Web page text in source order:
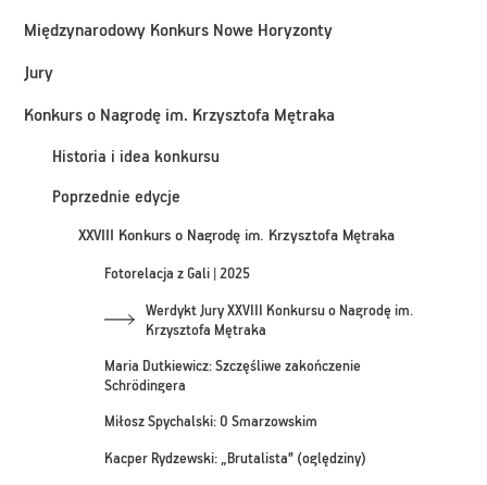
Międzynarodowy Konkurs Nowe Horyzonty
Jury
Konkurs o Nagrodę im. Krzysztofa Mętraka
Historia i idea konkursu
Poprzednie edycje
XXVIII Konkurs o Nagrodę im. Krzysztofa Mętraka
Fotorelacja z Gali | 2025
Werdykt Jury XXVIII Konkursu o Nagrodę im.
Krzysztofa Mętraka
Maria Dutkiewicz: Szczęśliwe zakończenie
Schrödingera
Miłosz Spychalski: O Smarzowskim
Kacper Rydzewski: „Brutalista” (oględziny)